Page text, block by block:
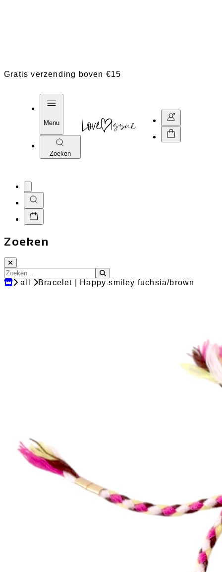
Gratis verzending boven €15
Menu
Zoeken
Zoeken
all Bracelet | Happy smiley fuchsia/brown